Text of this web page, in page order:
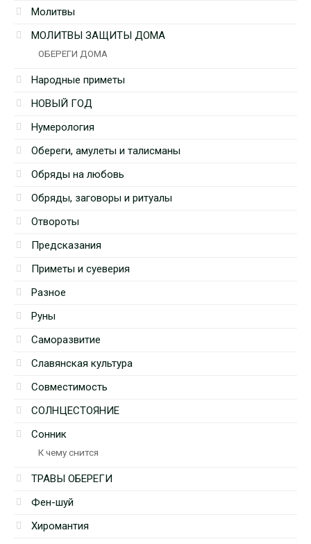
Молитвы
МОЛИТВЫ ЗАЩИТЫ ДОМА
ОБЕРЕГИ ДОМА
Народные приметы
НОВЫЙ ГОД
Нумерология
Обереги, амулеты и талисманы
Обряды на любовь
Обряды, заговоры и ритуалы
Отвороты
Предсказания
Приметы и суеверия
Разное
Руны
Саморазвитие
Славянская культура
Совместимость
СОЛНЦЕСТОЯНИЕ
Сонник
К чему снится
ТРАВЫ ОБЕРЕГИ
Фен-шуй
Хиромантия